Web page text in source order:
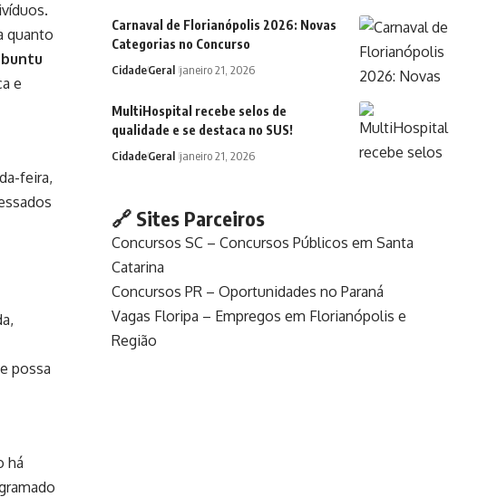
quanto
e
feira,
possa
há
Carnaval de Florianópolis 2026: Novas
Categorias no Concurso
CidadeGeral janeiro 21, 2026
MultiHospital recebe selos de
qualidade e se destaca no SUS!
CidadeGeral janeiro 21, 2026
🔗 Sites Parceiros
Concursos SC – Concursos Públicos em Santa
Catarina
Concursos PR – Oportunidades no Paraná
Vagas Floripa – Empregos em Florianópolis e
Região